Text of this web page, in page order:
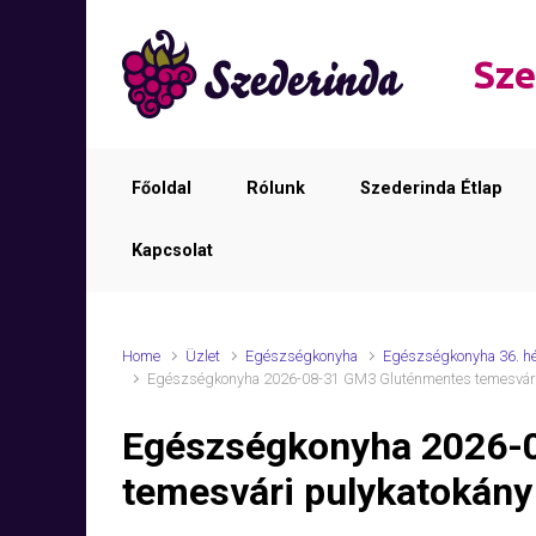
Főoldal Rólunk Szederinda Étlap
Kapcsolat
Home Üzlet Egészségkonyha
Egészségkonyha 36.
Egészségkonyha 2026-08-31 GM3 Gluténmentes
Egészségkonyha
temesvári